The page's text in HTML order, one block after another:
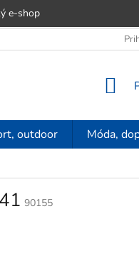
e‑shop
OBCHODNÉ
outdoor Móda,
90155